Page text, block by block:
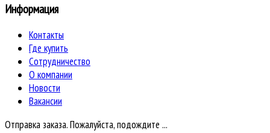
Информация
Контакты
Где купить
Сотрудничество
О компании
Новости
Вакансии
Отправка заказа. Пожалуйста, подождите ...